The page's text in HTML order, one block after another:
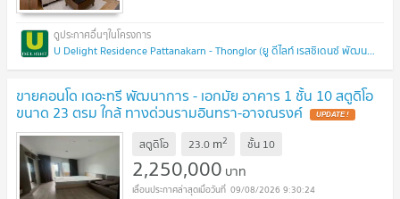
U Delight Residence Pattanakarn - Thonglor (ยู ดีไลท์ เรสซิเดนซ์ พัฒนาการ - ทองหล่อ)
ขายคอนโด เดอะทรี พัฒนาการ - เอกมัย อาคาร 1 ชั้น 10 สตูดิโอ
ขนาด 23 ตรม ใกล้ ทางด่วนรามอินทรา-อาจณรงค์ UPDATE !
สตูดิโอ 23.0 m2 ชั้น 10
2,250,000 บาท
09/08/2026 9:30:24